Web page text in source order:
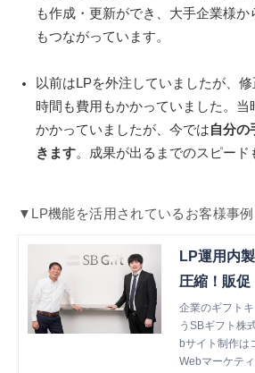
も作成・更新ができ、大手企業様か
もつながっています。
以前はLPを外注していましたが、
時間も費用もかかっていました。当
かかっていましたが、今では自分の
きます。成果が出るまでのスピード
▼LP機能を活用されているお客様事例
LP運用内
圧縮！販促
「SBギフ
ュー｜
ワン)
企業のギフト
うSBギフト株
bサイト制作は
多く、ferret
Webマーケテ